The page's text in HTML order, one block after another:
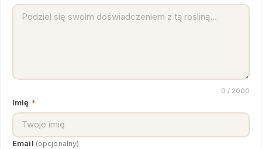
0 / 2000
Imię *
Email (opcjonalny)